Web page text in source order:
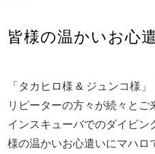
皆様の温かいお心
「タカヒロ様 & ジュンコ様
リピーターの方々が続々とご
インスキューバでのダイビン
様の温かいお心遣いにマハロ